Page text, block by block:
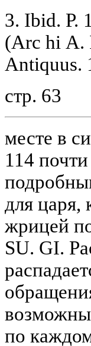
3. Ibid. P.
(Arc hi А.
Antiquus.
стр. 63
месте в
114
для
жрицей
SU. GI.
по